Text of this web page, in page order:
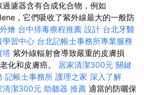
濾器含有合成化合物，例如
，它們吸收了紫外線最大的一般防
外燴 台中排毒療程推薦 設計 台北牙醫
學習中心 台北記帳士事務所專業服務
塔 紫外線輻射會導致嚴重的皮膚損
化和皮膚癌。 居家清潔300元 關鍵
記帳士事務所 護理之家 深入了解
清潔300元 助聽器 推薦 適當的防曬保